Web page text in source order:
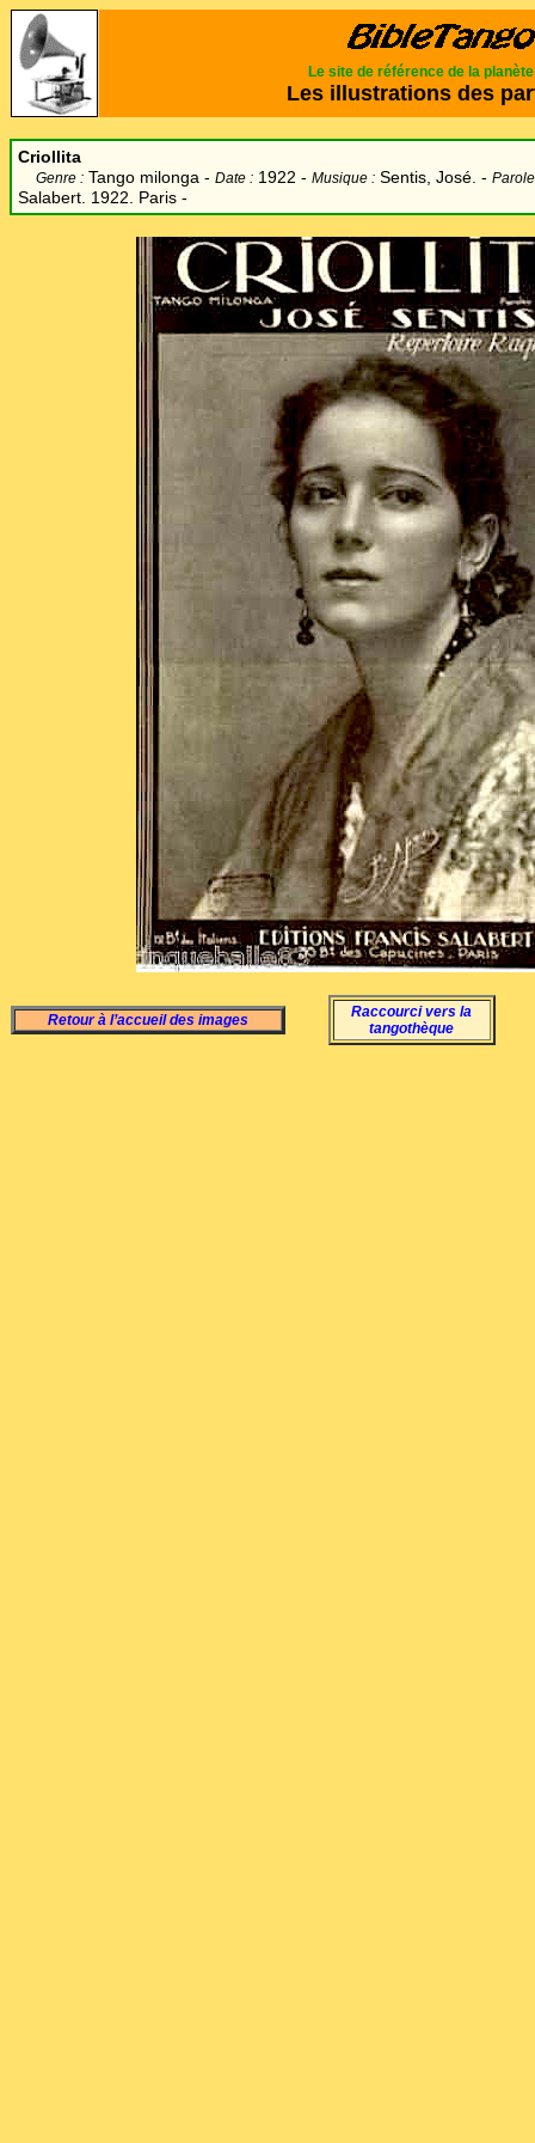
Le site de référence de la planète
Les illustrations des
Criollita
Genre : Tango milonga - Date : 1922 - Musique : Sentis, José. -
Salabert. 1922. Paris -
Retour à l’accueil des images
Raccourci vers la
tangothèque